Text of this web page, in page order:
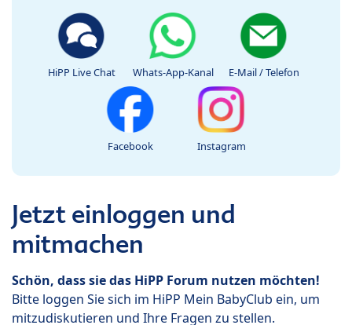
HiPP Live Chat Whats-App-Kanal E-Mail / Telefon
Facebook Instagram
Jetzt einloggen und
mitmachen
Schön, dass sie das HiPP Forum nutzen möchten!
Bitte loggen Sie sich im HiPP Mein BabyClub ein, um
mitzudiskutieren und Ihre Fragen zu stellen.